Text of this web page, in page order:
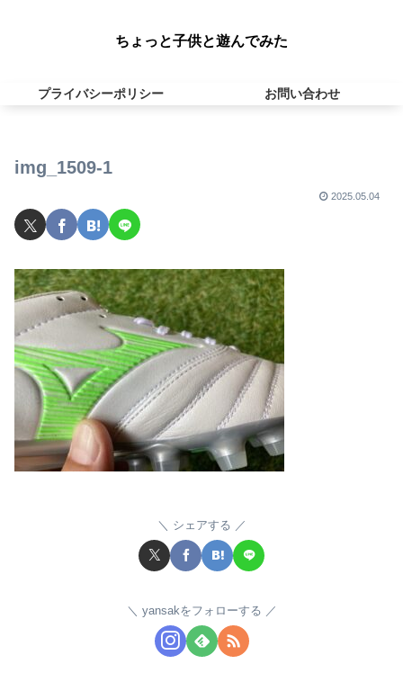
ちょっと子供と遊んでみた
プライバシーポリシー お問い合わせ
img_1509-1
2025.05.04
シェアする
yansakをフォローする